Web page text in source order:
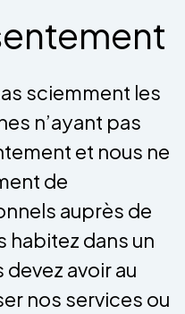
sciemment les
n’ayant pas
et nous ne
de
auprès de
habitez dans un
devez avoir au
nos services ou